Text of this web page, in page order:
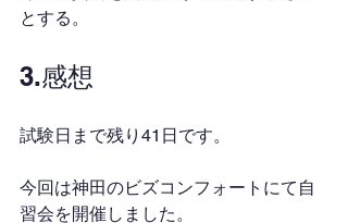
とする。
3.感想
試験日まで残り41日です。
今回は神田のビズコンフォートにて自
習会を開催しました。